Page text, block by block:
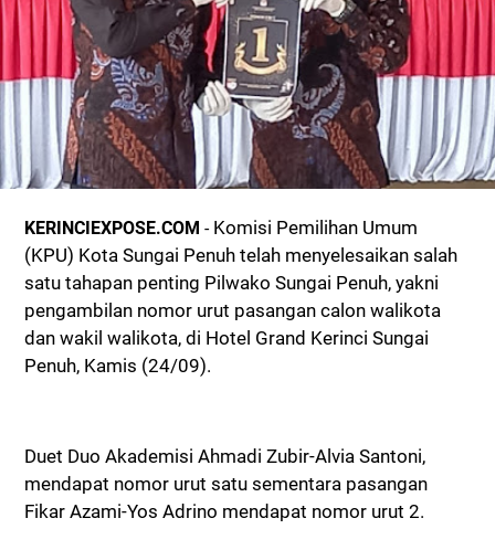
KERINCIEXPOSE.COM - Komisi Pemilihan Umum
(KPU) Kota Sungai Penuh telah menyelesaikan salah
satu tahapan penting Pilwako Sungai Penuh, yakni
pengambilan nomor urut pasangan calon walikota
dan wakil walikota, di Hotel Grand Kerinci Sungai
Penuh, Kamis (24/09).
Duet Duo Akademisi Ahmadi Zubir-Alvia Santoni,
mendapat nomor urut satu sementara pasangan
Fikar Azami-Yos Adrino mendapat nomor urut 2.